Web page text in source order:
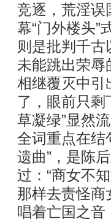
竞逐，荒淫误
幕“门外楼头”
则是批判千
未能跳出荣辱
相继覆灭中引
了，眼前只剩
草凝绿”显然
全词重点在结
遗曲”，是陈
过：“商女不
那样去责怪商
唱着亡国之音